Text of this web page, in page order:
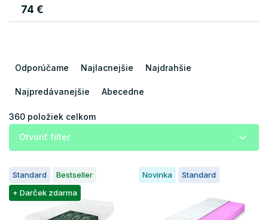
74 €
i
o
d
u
Odporúčame Najlacnejšie Najdrahšie
Najpredávanejšie Abecedne
360 položiek celkom
Otvoriť filter
V
ý
p
Standard
Bestseller
+ Darček zdarma
Novinka Standard